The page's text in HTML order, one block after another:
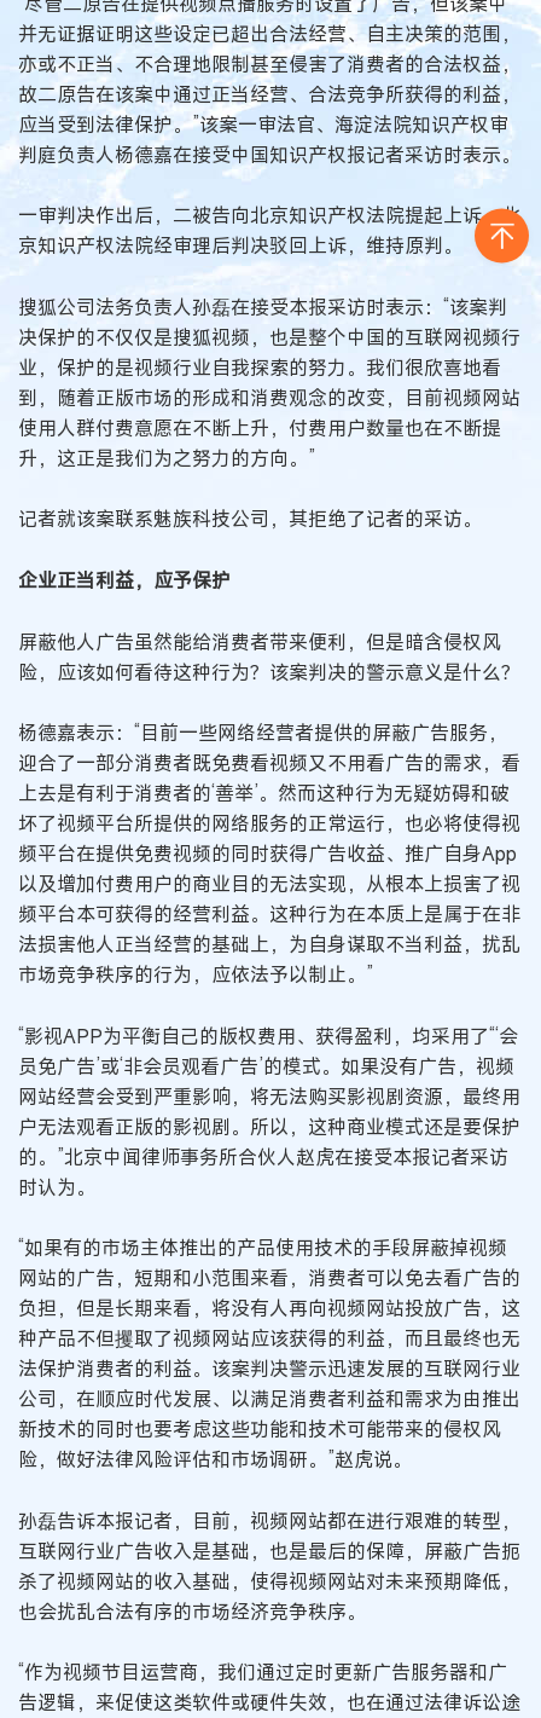
并无证据证明这些设定已超出合法经营、自主决策的范围，
亦或不正当、不合理地限制甚至侵害了消费者的合法权益，
故二原告在该案中通过正当经营、合法竞争所获得的利益，
应当受到法律保护。”该案一审法官、海淀法院知识产权审
判庭负责人杨德嘉在接受中国知识产权报记者采访时表示。
一审判决作出后，二被告向北京知识产权法院提起上诉，北
京知识产权法院经审理后判决驳回上诉，维持原判。
搜狐公司法务负责人孙磊在接受本报采访时表示：“该案判
决保护的不仅仅是搜狐视频，也是整个中国的互联网视频行
业，保护的是视频行业自我探索的努力。我们很欣喜地看
到，随着正版市场的形成和消费观念的改变，目前视频网站
使用人群付费意愿在不断上升，付费用户数量也在不断提
升，这正是我们为之努力的方向。”
记者就该案联系魅族科技公司，其拒绝了记者的采访。
企业正当利益，应予保护
屏蔽他人广告虽然能给消费者带来便利，但是暗含侵权风
险，应该如何看待这种行为？该案判决的警示意义是什么？
杨德嘉表示：“目前一些网络经营者提供的屏蔽广告服务，
迎合了一部分消费者既免费看视频又不用看广告的需求，看
上去是有利于消费者的‘善举’。然而这种行为无疑妨碍和破
坏了视频平台所提供的网络服务的正常运行，也必将使得视
频平台在提供免费视频的同时获得广告收益、推广自身App
以及增加付费用户的商业目的无法实现，从根本上损害了视
频平台本可获得的经营利益。这种行为在本质上是属于在非
法损害他人正当经营的基础上，为自身谋取不当利益，扰乱
市场竞争秩序的行为，应依法予以制止。”
“影视APP为平衡自己的版权费用、获得盈利，均采用了“‘会
员免广告’或‘非会员观看广告’的模式。如果没有广告，视频
网站经营会受到严重影响，将无法购买影视剧资源，最终用
户无法观看正版的影视剧。所以，这种商业模式还是要保护
的。”北京中闻律师事务所合伙人赵虎在接受本报记者采访
时认为。
“如果有的市场主体推出的产品使用技术的手段屏蔽掉视频
网站的广告，短期和小范围来看，消费者可以免去看广告的
负担，但是长期来看，将没有人再向视频网站投放广告，这
种产品不但攫取了视频网站应该获得的利益，而且最终也无
法保护消费者的利益。该案判决警示迅速发展的互联网行业
公司，在顺应时代发展、以满足消费者利益和需求为由推出
新技术的同时也要考虑这些功能和技术可能带来的侵权风
险，做好法律风险评估和市场调研。”赵虎说。
孙磊告诉本报记者，目前，视频网站都在进行艰难的转型，
互联网行业广告收入是基础，也是最后的保障，屏蔽广告扼
杀了视频网站的收入基础，使得视频网站对未来预期降低，
也会扰乱合法有序的市场经济竞争秩序。
“作为视频节目运营商，我们通过定时更新广告服务器和广
告逻辑，来促使这类软件或硬件失效，也在通过法律诉讼途